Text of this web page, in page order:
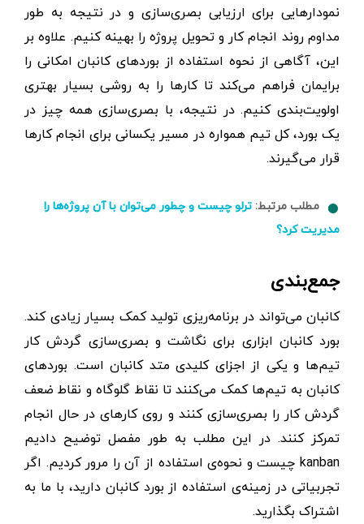
نمودارهایی برای ارزیابی بصری‌سازی و در نتیجه به طور
مداوم روند انجام کار و تحویل پروژه را بهینه کنیم. علاوه بر
این، آگاهی از نحوه استفاده از بوردهای کانبان امکانی را
برایمان فراهم می‌کند تا کارها را به روشی بسیار بهتری
اولویت‌بندی کنیم. در نتیجه، با بصری‌سازی همه چیز در
یک بورد، کل تیم همواره در مسیر یکسانی برای انجام کارها
قرار می‌گیرند.
مطلب مرتبط: ترلو چیست و چطور می‌توان با آن پروژه‌ها را
مدیریت کرد؟
جمع‌بندی
کانبان می‌تواند در برنامه‌ریزی تولید کمک بسیار زيادی کند.
بورد کانبان ابزاری برای نگاشت و بصری‌سازی گردش کار
تیم‌ها و یکی از اجزای کلیدی متد کانبان است. بوردهای
کانبان به تیم‌ها کمک می‌کنند تا نقاط گلوگاه و نقاط ضعف
گردش کار را بصری‌سازی کنند و روی کارهای در حال انجام
تمرکز کنند. در این مطلب به طور مفصل توضیح دادیم
kanban چیست و نحوه‌ی استفاده از آن را مرور کردیم. اگر
تجربیاتی در زمینه‌ی استفاده از بورد کانبان دارید، با ما به
اشتراک بگذارید.